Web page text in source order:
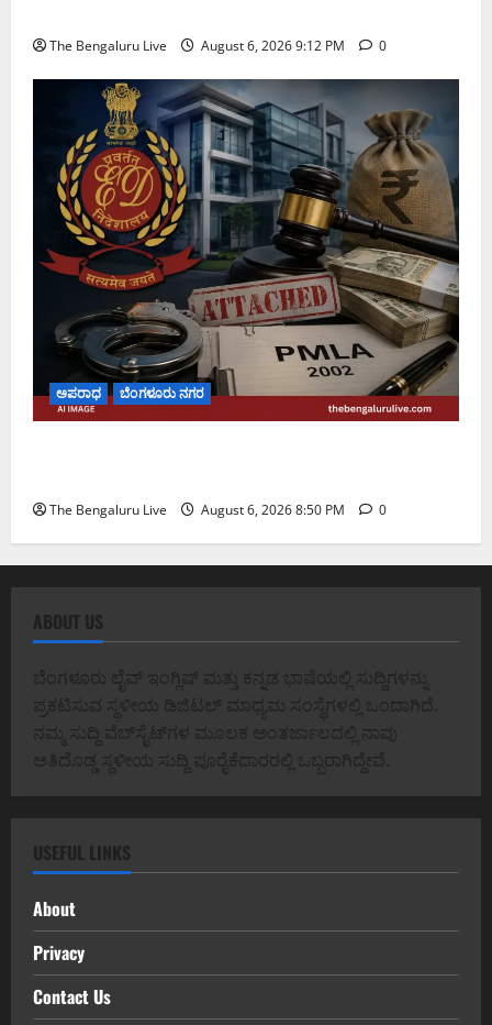
The Bengaluru Live August 6, 2026 9:12 PM 0
ಅಪರಾಧ ಬೆಂಗಳೂರು ನಗರ
The Bengaluru Live August 6, 2026 8:50 PM 0
ABOUT US
ಬೆಂಗಳೂರು ಲೈವ್ ಇಂಗ್ಲಿಷ್ ಮತ್ತು ಕನ್ನಡ ಭಾಷೆಯಲ್ಲಿ ಸುದ್ದಿಗಳನ್ನು
ಪ್ರಕಟಿಸುವ ಸ್ಥಳೀಯ ಡಿಜಿಟಲ್ ಮಾಧ್ಯಮ ಸಂಸ್ಥೆಗಳಲ್ಲಿ ಒಂದಾಗಿದೆ.
ನಮ್ಮ ಸುದ್ದಿ ವೆಬ್‌ಸೈಟ್‌ಗಳ ಮೂಲಕ ಅಂತರ್ಜಾಲದಲ್ಲಿ ನಾವು
ಅತಿದೊಡ್ಡ ಸ್ಥಳೀಯ ಸುದ್ದಿ ಪೂರೈಕೆದಾರರಲ್ಲಿ ಒಬ್ಬರಾಗಿದ್ದೇವೆ.
USEFUL LINKS
About
Privacy
Contact Us